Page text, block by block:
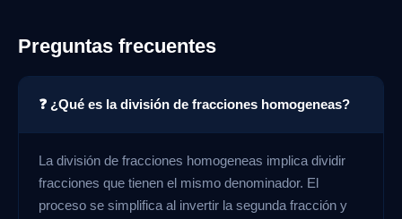
Preguntas frecuentes
❓ ¿Qué es la división de fracciones homogeneas?
La división de fracciones homogeneas implica dividir
fracciones que tienen el mismo denominador. El
proceso se simplifica al invertir la segunda fracción y